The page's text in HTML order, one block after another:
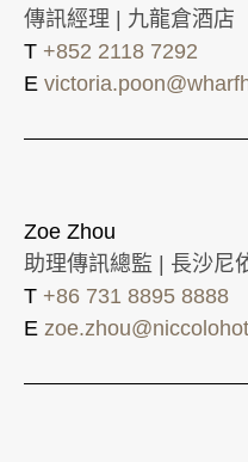
傳訊經理 | 九龍倉酒店
T +852 2118 7292
E
Zoe Zhou
助理傳訊總監 | 長沙尼
T +86 731 8895 8888
E